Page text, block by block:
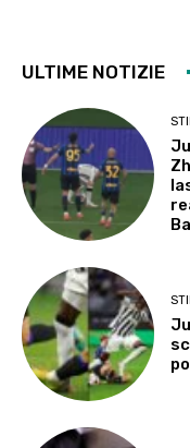
ULTIME NOTIZIE